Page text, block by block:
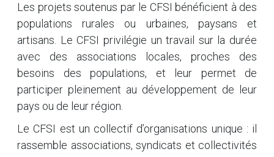
Les projets soutenus par le CFSI bénéficient à des
populations rurales ou urbaines, paysans et
artisans. Le CFSI privilégie un travail sur la durée
avec des associations locales, proches des
besoins des populations, et leur permet de
participer pleinement au développement de leur
pays ou de leur région.
Le CFSI est un collectif d’organisations unique : il
rassemble associations, syndicats et collectivités